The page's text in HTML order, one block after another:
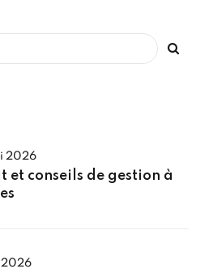
2026
et conseils de gestion à
2026